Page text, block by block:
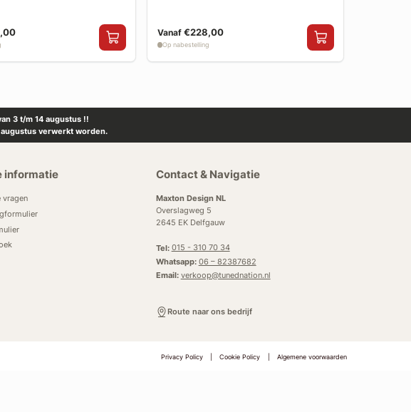
Vanaf €228,00
Op nabestelling
3 t/m 14 augustus !!
verwerkt worden.
informatie
vragen
Contact & Navigatie
Maxton Design NL
Overslagweg 5
2645 EK Delfgauw
Tel: 015 - 310 70 34
Whatsapp: 06 – 82387682
Email: verkoop@tunednation.nl
Route naar ons bedrijf
Privacy Policy Cookie Policy Algemene voorwaarden